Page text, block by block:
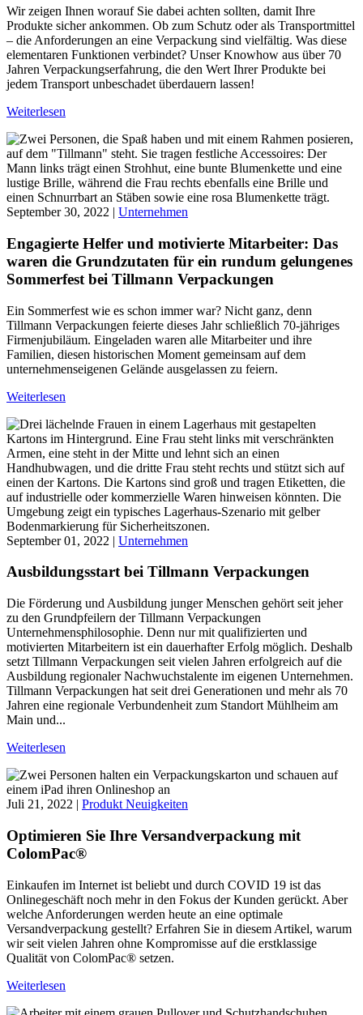
Wir zeigen Ihnen worauf Sie dabei achten sollten, damit Ihre
Produkte sicher ankommen. Ob zum Schutz oder als Transportmittel
– die Anforderungen an eine Verpackung sind vielfältig. Was diese
elementaren Funktionen verbindet? Unser Knowhow aus über 70
Jahren Verpackungserfahrung, die den Wert Ihrer Produkte bei
jedem Transport unbeschadet überdauern lassen!
Weiterlesen
September 30, 2022 | Unternehmen
Engagierte Helfer und motivierte Mitarbeiter: Das
waren die Grundzutaten für ein rundum gelungenes
Sommerfest bei Tillmann Verpackungen
Ein Sommerfest wie es schon immer war? Nicht ganz, denn
Tillmann Verpackungen feierte dieses Jahr schließlich 70-jähriges
Firmenjubiläum. Eingeladen waren alle Mitarbeiter und ihre
Familien, diesen historischen Moment gemeinsam auf dem
unternehmenseigenen Gelände ausgelassen zu feiern.
Weiterlesen
September 01, 2022 | Unternehmen
Ausbildungsstart bei Tillmann Verpackungen
Die Förderung und Ausbildung junger Menschen gehört seit jeher
zu den Grundpfeilern der Tillmann Verpackungen
Unternehmensphilosophie. Denn nur mit qualifizierten und
motivierten Mitarbeitern ist ein dauerhafter Erfolg möglich. Deshalb
setzt Tillmann Verpackungen seit vielen Jahren erfolgreich auf die
Ausbildung regionaler Nachwuchstalente im eigenen Unternehmen.
Tillmann Verpackungen hat seit drei Generationen und mehr als 70
Jahren eine regionale Verbundenheit zum Standort Mühlheim am
Main und...
Weiterlesen
Juli 21, 2022 | Produkt Neuigkeiten
Optimieren Sie Ihre Versandverpackung mit
ColomPac®
Einkaufen im Internet ist beliebt und durch COVID 19 ist das
Onlinegeschäft noch mehr in den Fokus der Kunden gerückt. Aber
welche Anforderungen werden heute an eine optimale
Versandverpackung gestellt? Erfahren Sie in diesem Artikel, warum
wir seit vielen Jahren ohne Kompromisse auf die erstklassige
Qualität von ColomPac® setzen.
Weiterlesen